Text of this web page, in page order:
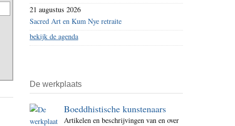
21 augustus 2026
Sacred Art en Kum Nye retraite
bekijk de agenda
De werkplaats
Boeddhistische kunstenaars
Artikelen en beschrijvingen van en over